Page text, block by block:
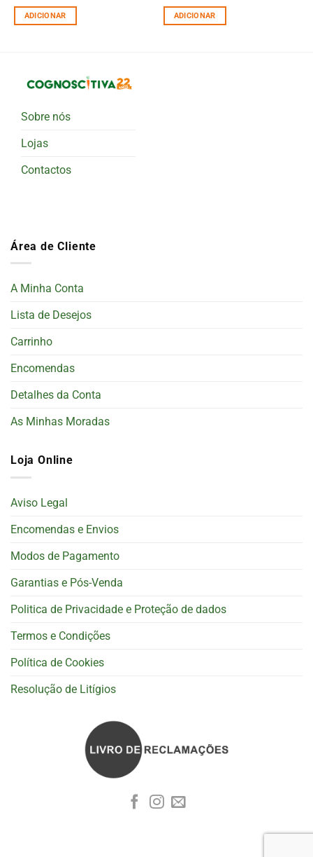
ADICIONAR ADICIONAR
Sobre nós
Lojas
Contactos
Área de Cliente
A Minha Conta
Lista de Desejos
Carrinho
Encomendas
Detalhes da Conta
As Minhas Moradas
Loja Online
Aviso Legal
Encomendas e Envios
Modos de Pagamento
Garantias e Pós-Venda
Politica de Privacidade e Proteção de dados
Termos e Condições
Política de Cookies
Resolução de Litígios